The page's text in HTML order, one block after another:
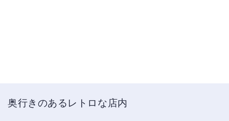
奥行きのあるレトロな店内